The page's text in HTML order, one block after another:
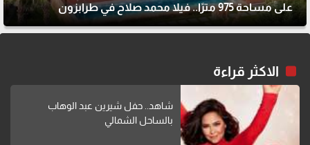
على مساحة 975 مترًا.. فيلا محمد صلاح في طرابزون
الاكثر قراءة
شاهد.. حفل شيرين عبد الوهاب
بالساحل الشمالي